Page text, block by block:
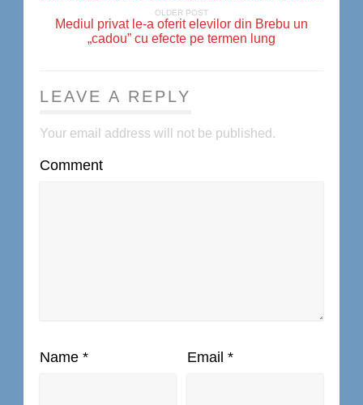
OLDER POST
Mediul privat le-a oferit elevilor din Brebu un
„cadou” cu efecte pe termen lung
LEAVE A REPLY
Your email address will not be published.
Comment
Name * Email *